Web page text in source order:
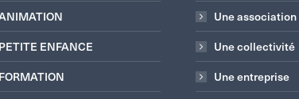
ENFANCE
Une association
Une collectivité
Une entreprise